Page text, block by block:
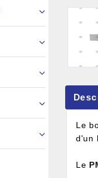
Le
d'un
Le